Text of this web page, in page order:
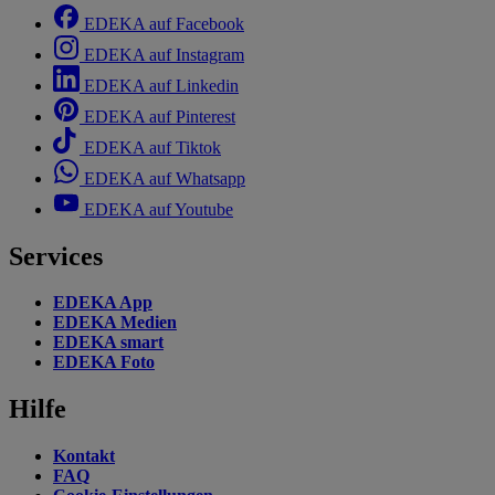
EDEKA auf Facebook
EDEKA auf Instagram
EDEKA auf Linkedin
EDEKA auf Pinterest
EDEKA auf Tiktok
EDEKA auf Whatsapp
EDEKA auf Youtube
Services
EDEKA App
EDEKA Medien
EDEKA smart
EDEKA Foto
Hilfe
Kontakt
FAQ